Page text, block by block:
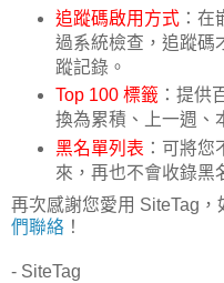
追蹤碼啟用方式：在
過系統檢查，追蹤碼
蹤記錄。
Top 100 標籤 ：提供
換為累積、上一週、
黑名單列表 ：可將
來，再也不會收錄黑
再次感謝您愛用 SiteTag
們聯絡 ！
- SiteTag